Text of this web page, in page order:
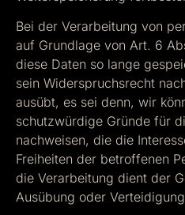
Bei der Verarbeitung von
auf Grundlage von Art. 6
diese Daten so lange
sein Widerspruchsrecht
ausübt, es sei denn, wir
schutzwürdige Gründe für
nachweisen, die die
Freiheiten der betroffenen
die Verarbeitung dient der
Ausübung oder